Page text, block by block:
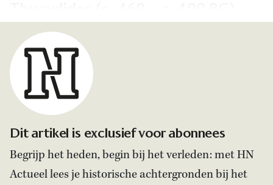
Dit artikel is exclusief voor abonnees
Begrijp het heden, begin bij het verleden: met HN
Actueel lees je historische achtergronden bij het